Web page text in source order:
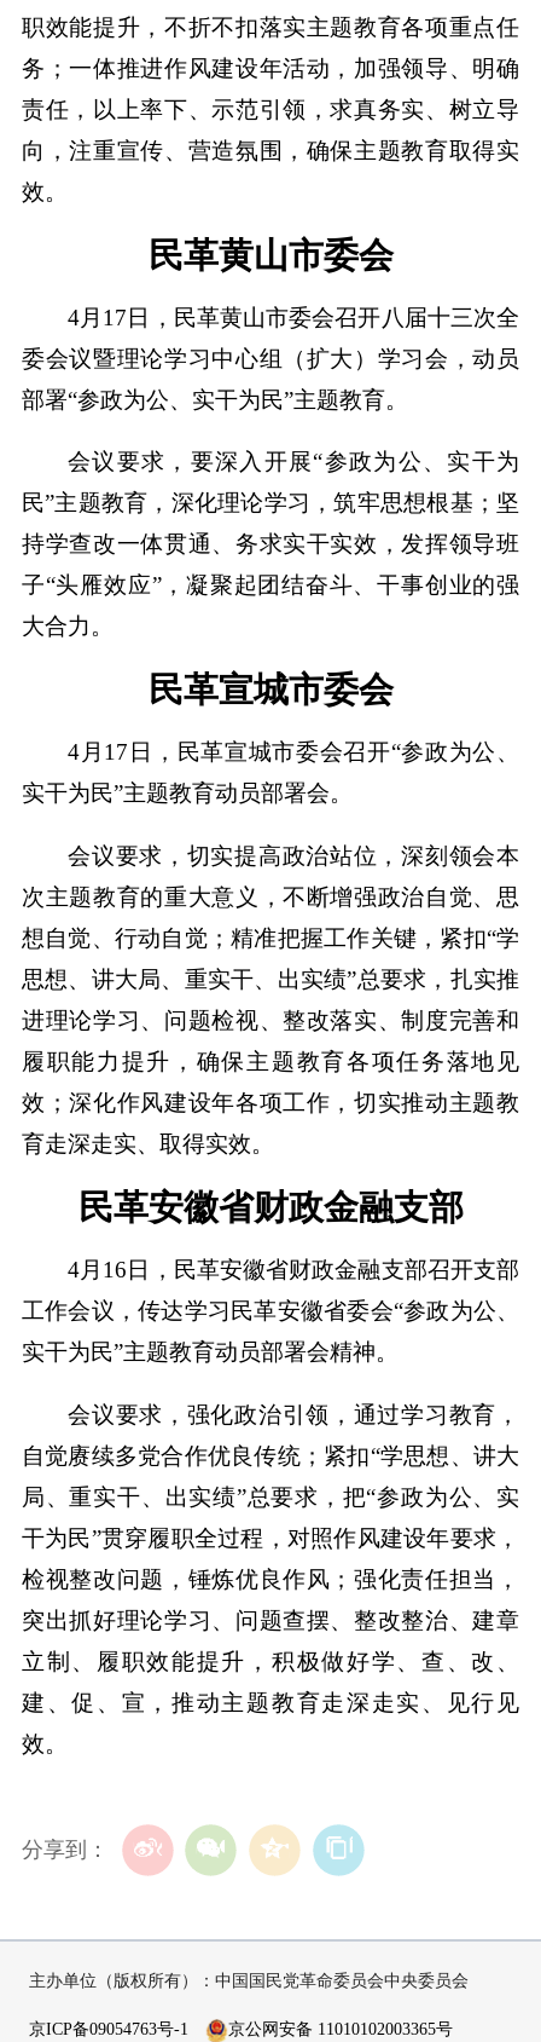
职效能提升，不折不扣落实主题教育各项重点任
务；一体推进作风建设年活动，加强领导、明确
责任，以上率下、示范引领，求真务实、树立导
向，注重宣传、营造氛围，确保主题教育取得实
效。
民革黄山市委会
4月17日，民革黄山市委会召开八届十三次全
委会议暨理论学习中心组（扩大）学习会，动员
部署“参政为公、实干为民”主题教育。
会议要求，要深入开展“参政为公、实干为
民”主题教育，深化理论学习，筑牢思想根基；坚
持学查改一体贯通、务求实干实效，发挥领导班
子“头雁效应”，凝聚起团结奋斗、干事创业的强
大合力。
民革宣城市委会
4月17日，民革宣城市委会召开“参政为公、
实干为民”主题教育动员部署会。
会议要求，切实提高政治站位，深刻领会本
次主题教育的重大意义，不断增强政治自觉、思
想自觉、行动自觉；精准把握工作关键，紧扣“学
思想、讲大局、重实干、出实绩”总要求，扎实推
进理论学习、问题检视、整改落实、制度完善和
履职能力提升，确保主题教育各项任务落地见
效；深化作风建设年各项工作，切实推动主题教
育走深走实、取得实效。
民革安徽省财政金融支部
4月16日，民革安徽省财政金融支部召开支部
工作会议，传达学习民革安徽省委会“参政为公、
实干为民”主题教育动员部署会精神。
会议要求，强化政治引领，通过学习教育，
自觉赓续多党合作优良传统；紧扣“学思想、讲大
局、重实干、出实绩”总要求，把“参政为公、实
干为民”贯穿履职全过程，对照作风建设年要求，
检视整改问题，锤炼优良作风；强化责任担当，
突出抓好理论学习、问题查摆、整改整治、建章
立制、履职效能提升，积极做好学、查、改、
建、促、宣，推动主题教育走深走实、见行见
效。
分享到：
主办单位（版权所有）：中国国民党革命委员会中央委员会
京ICP备09054763号-1 京公网安备 11010102003365号